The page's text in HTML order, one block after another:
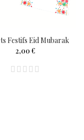
Festifs Eid Mubarak
2,00 €